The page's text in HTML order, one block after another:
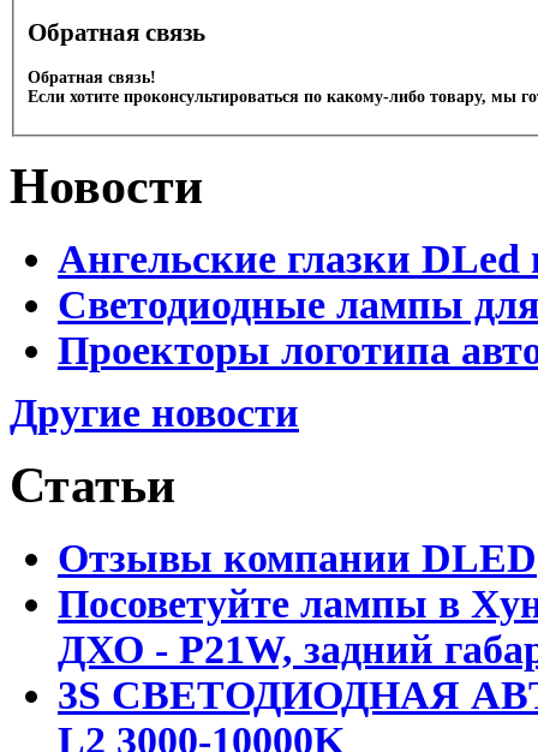
Обратная связь
Обратная связь!
Если хотите проконсультироваться по какому-либо товару, мы
Новости
Ангельские глазки DLed
Светодиодные лампы
Проекторы логотипа
Другие новости
Статьи
Отзывы компании DLED
Посоветуйте лампы в
ДХО - P21W, задний
3S СВЕТОДИОДНАЯ
L2 3000-10000K